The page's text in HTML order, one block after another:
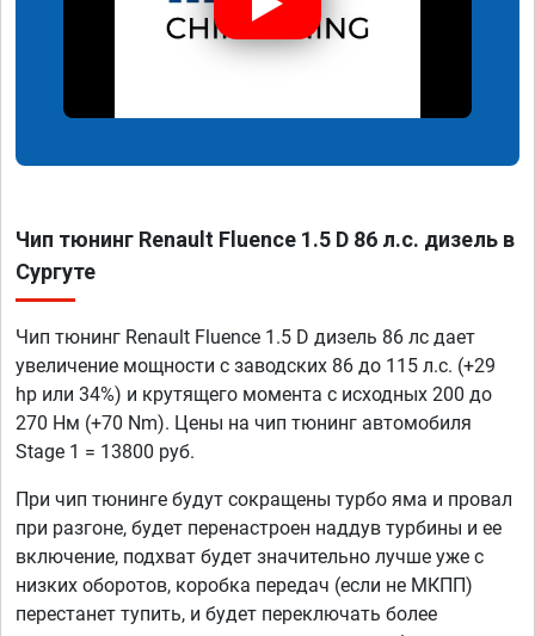
Чип тюнинг Renault Fluence 1.5 D 86 л.с. дизель в
Сургуте
Чип тюнинг Renault Fluence 1.5 D дизель 86 лс дает
увеличение мощности с заводских 86 до 115 л.с. (+29
hp или 34%) и крутящего момента с исходных 200 до
270 Нм (+70 Nm). Цены на чип тюнинг автомобиля
Stage 1 = 13800 руб.
При чип тюнинге будут сокращены турбо яма и провал
при разгоне, будет перенастроен наддув турбины и ее
включение, подхват будет значительно лучше уже с
низких оборотов, коробка передач (если не МКПП)
перестанет тупить, и будет переключать более